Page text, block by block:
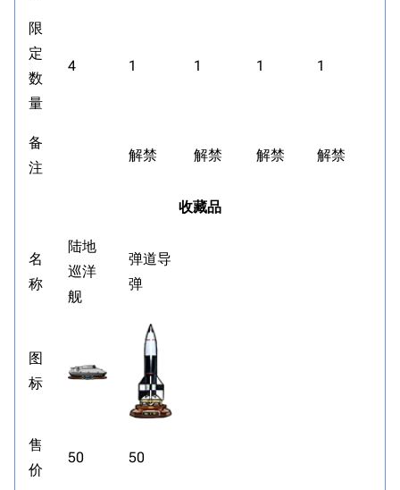
限
定
数
量
4 1 1 1 1
备
注
解禁 解禁 解禁 解禁
收藏品
名
称
陆地
巡洋
舰
弹道导
弹
图
标
售
价
50 50